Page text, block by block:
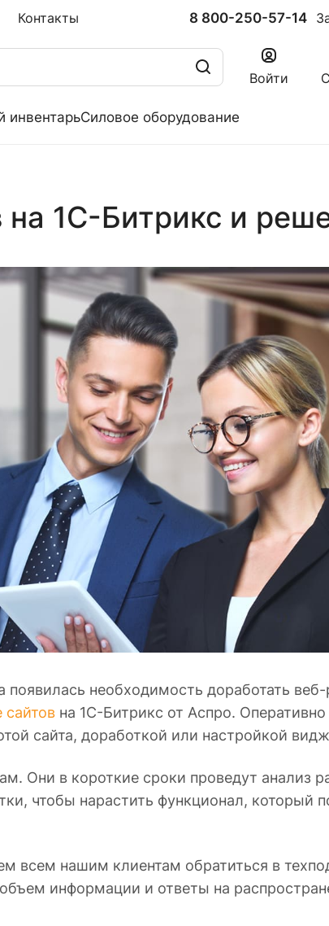
Контакты 8 800-250-57-14
Войти
инвентарьСиловое оборудование
1С-Битрикс и
появилась необходимость доработать
на 1С-Битрикс от Аспро.
сайта, доработкой или настройкой
Они в короткие сроки проведут анализ
чтобы нарастить функционал, который
всем нашим клиентам обратиться в
информации и ответы на